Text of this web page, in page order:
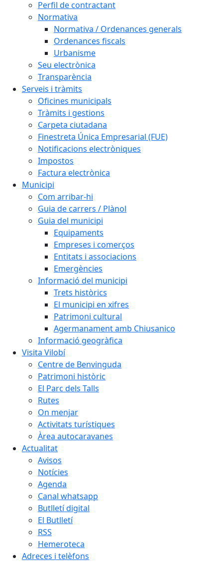
Perfil de contractant
Normativa
Normativa / Ordenances generals
Ordenances fiscals
Urbanisme
Seu electrònica
Transparència
Serveis i tràmits
Oficines municipals
Tràmits i gestions
Carpeta ciutadana
Finestreta Única Empresarial (FUE)
Notificacions electròniques
Impostos
Factura electrònica
Municipi
Com arribar-hi
Guia de carrers / Plànol
Guia del municipi
Equipaments
Empreses i comerços
Entitats i associacions
Emergències
Informació del municipi
Trets històrics
El municipi en xifres
Patrimoni cultural
Agermanament amb Chiusanico
Informació geogràfica
Visita Vilobí
Centre de Benvinguda
Patrimoni històric
El Parc dels Talls
Rutes
On menjar
Activitats turístiques
Àrea autocaravanes
Actualitat
Avisos
Notícies
Agenda
Canal whatsapp
Butlletí digital
El Butlletí
RSS
Hemeroteca
Adreces i telèfons